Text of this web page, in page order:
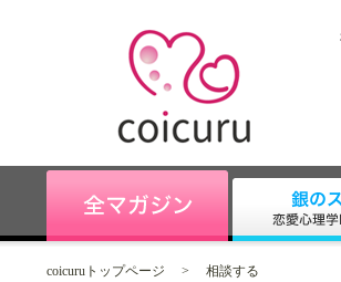
coicuruトップページ > 相談する